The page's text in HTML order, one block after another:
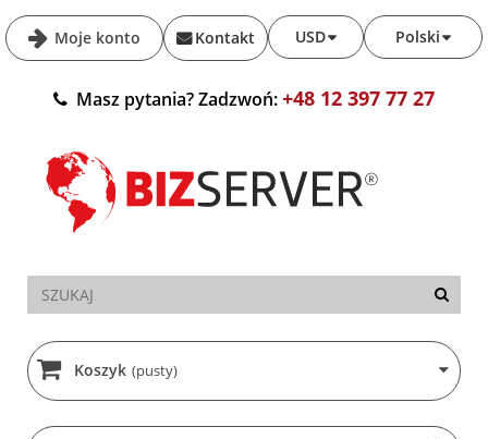
Moje konto Polski
USD
Kontakt
Masz pytania? Zadzwoń:+48 12 397 77 27
Koszyk (pusty)